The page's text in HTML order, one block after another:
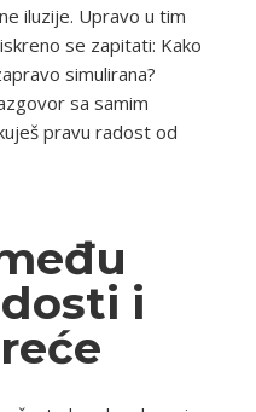
iluzije. Upravo u tim
se zapitati: Kako
simulirana?
sa samim
pravu radost od
i